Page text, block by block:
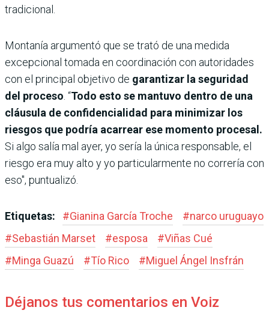
tradicional.
Montanía argumentó que se trató de una medida
excepcional tomada en coordinación con autoridades
con el principal objetivo de garantizar la seguridad
del proceso. “Todo esto se mantuvo dentro de una
cláusula de confidencialidad para minimizar los
riesgos que podría acarrear ese momento procesal.
Si algo salía mal ayer, yo sería la única responsable, el
riesgo era muy alto y yo particularmente no correría con
eso", puntualizó.
Etiquetas: #Gianina García Troche #narco uruguayo
#Sebastián Marset #esposa #Viñas Cué
#Minga Guazú #Tío Rico #Miguel Ángel Insfrán
Déjanos tus comentarios en Voiz